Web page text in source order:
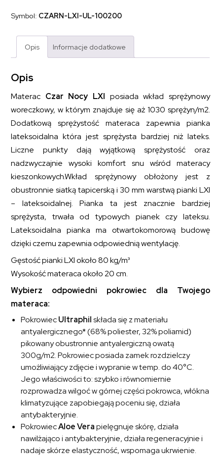
lateksem
NOCY
100x200
Symbol: CZARN-LXI-UL-100200
Opis Informacje dodatkowe
Opis
Materac Czar Nocy LXI posiada wkład sprężynowy
woreczkowy, w którym znajduje się aż 1030 sprężyn/m2.
Dodatkową sprężystość materaca zapewnia pianka
lateksoidalna która jest sprężysta bardziej niż lateks.
Liczne punkty dają wyjątkową sprężystość oraz
nadzwyczajnie wysoki komfort snu wśród materacy
kieszonkowych.Wkład sprężynowy obłożony jest z
obustronnie siatką tapicerską i 30 mm warstwą pianki LXI
– lateksoidalnej. Pianka ta jest znacznie bardziej
sprężysta, trwała od typowych pianek czy lateksu.
Lateksoidalna pianka ma otwartokomorową budowę
dzięki czemu zapewnia odpowiednią wentylację.
Gęstość pianki LXI około 80 kg/m³
Wysokość materaca około 20 cm.
Wybierz odpowiedni pokrowiec dla Twojego
materaca:
PokrowiecUltraphilskłada się z materiału
antyalergicznego* (68% poliester, 32% poliamid)
pikowany obustronnie antyalergiczną owatą
300g/m2. Pokrowiec posiada zamek rozdzielczy
umożliwiający zdjęcie i wypranie w temp. do 40°C.
Jego właściwości to: szybko i równomiernie
rozprowadza wilgoć w górnej części pokrowca, włókna
klimatyzujące zapobiegają poceniu się, działa
antybakteryjnie.
PokrowiecAloe Verapielęgnuje skórę, działa
nawilżająco i antybakteryjnie, działa regeneracyjnie i
nadaje skórze elastyczność, wspomaga ukrwienie.